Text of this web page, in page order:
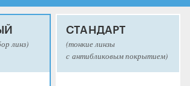
линз)
СТАНДАРТ
(тонкие линзы
с антибликовым покрытием)